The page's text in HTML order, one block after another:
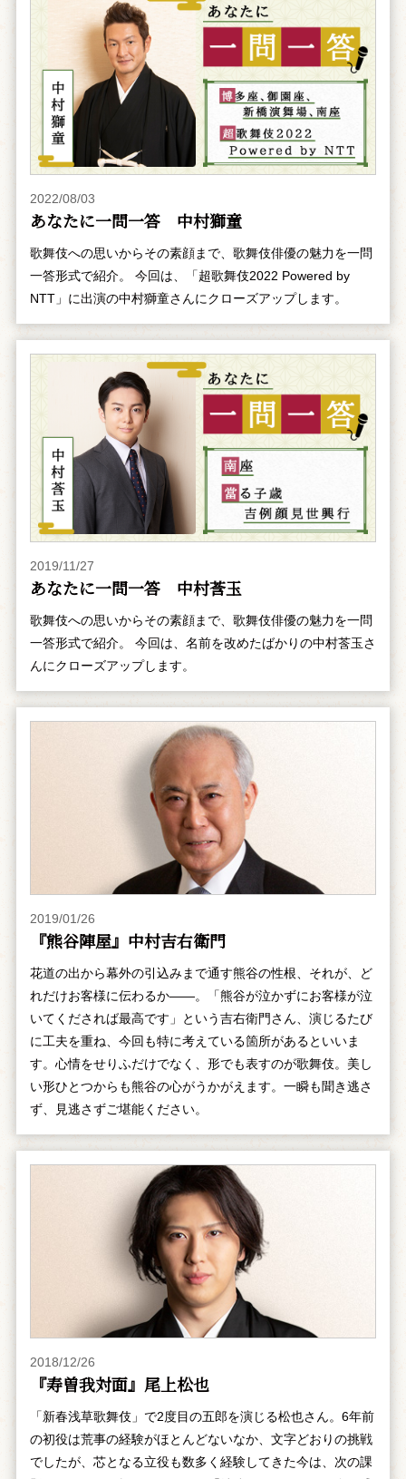
2022/08/03
あなたに一問一答 中村獅童
歌舞伎への思いからその素顔まで、歌舞伎俳優の魅力を一問
一答形式で紹介。 今回は、「超歌舞伎2022 Powered by
NTT」に出演の中村獅童さんにクローズアップします。
2019/11/27
あなたに一問一答 中村莟玉
歌舞伎への思いからその素顔まで、歌舞伎俳優の魅力を一問
一答形式で紹介。 今回は、名前を改めたばかりの中村莟玉さ
んにクローズアップします。
2019/01/26
『熊谷陣屋』中村吉右衛門
花道の出から幕外の引込みまで通す熊谷の性根、それが、ど
れだけお客様に伝わるか――。「熊谷が泣かずにお客様が泣
いてくだされば最高です」という吉右衛門さん、演じるたび
に工夫を重ね、今回も特に考えている箇所があるといいま
す。心情をせりふだけでなく、形でも表すのが歌舞伎。美し
い形ひとつからも熊谷の心がうかがえます。一瞬も聞き逃さ
ず、見逃さずご堪能ください。
2018/12/26
『寿曽我対面』尾上松也
「新春浅草歌舞伎」で2度目の五郎を演じる松也さん。6年前
の初役は荒事の経験がほとんどないなか、文字どおりの挑戦
でしたが、芯となる立役も数多く経験してきた今は、次の課